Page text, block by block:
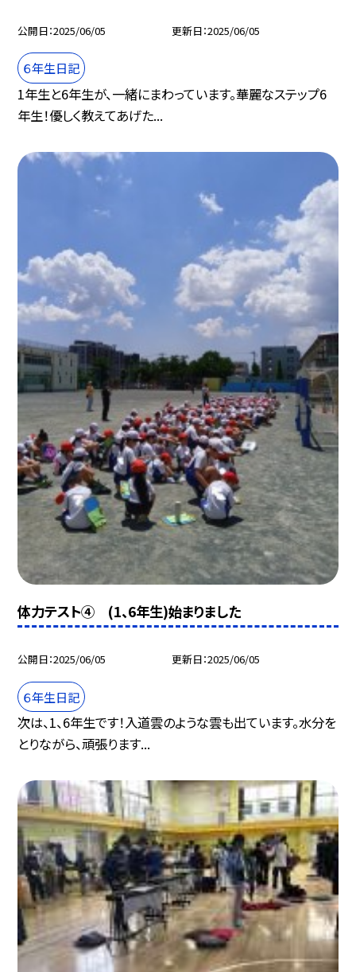
公開日 2025/06/05 更新日 2025/06/05
６年生日記
1年生と6年生が、一緒にまわっています。華麗なステップ6
年生！優しく教えてあげた...
体力テスト④ (1、6年生)始まりました
公開日 2025/06/05 更新日 2025/06/05
６年生日記
次は、1、6年生です！入道雲のような雲も出ています。水分を
とりながら、頑張ります...